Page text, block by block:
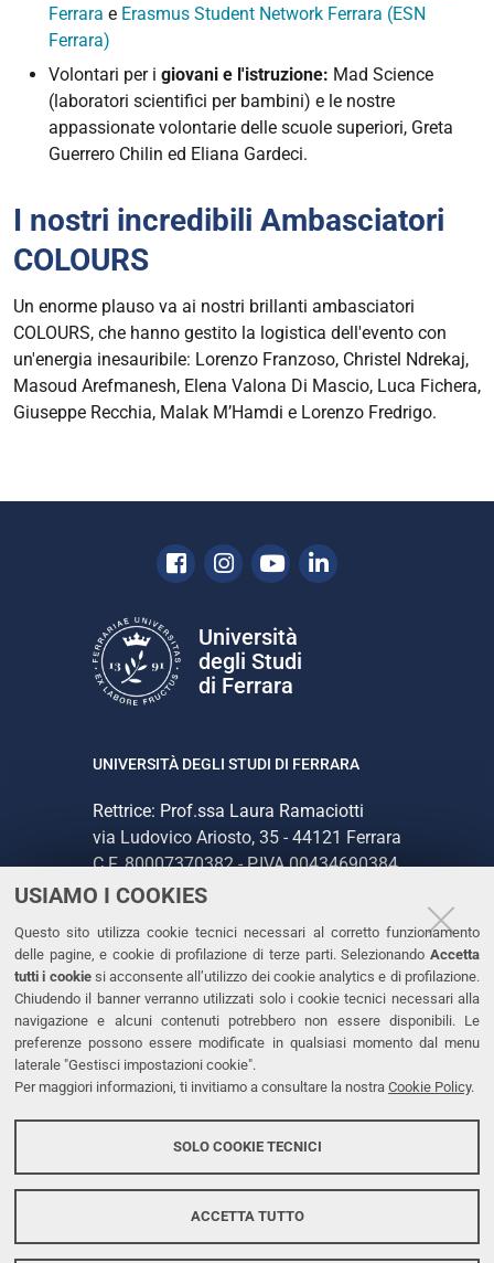
USIAMO I COOKIES
Questo sito utilizza cookie tecnici necessari al corretto funzionamento
delle pagine, e cookie di profilazione di terze parti. Selezionando Accetta
tutti i cookiesi acconsente all’utilizzo dei cookie analytics e di profilazione.
Chiudendo il banner verranno utilizzati solo i cookie tecnici necessari alla
navigazione e alcuni contenuti potrebbero non essere disponibili. Le
preferenze possono essere modificate in qualsiasi momento dal menu
laterale "Gestisci impostazioni cookie".
Per maggiori informazioni, ti invitiamo a consultare la nostra Cookie Policy.
SOLO COOKIE TECNICI
ACCETTA TUTTO
Ferrara e Erasmus Student Network Ferrara (ESN
Ferrara)
Volontari per i giovani e l'istruzione: Mad Science
(laboratori scientifici per bambini) e le nostre
appassionate volontarie delle scuole superiori, Greta
Guerrero Chilin ed Eliana Gardeci.
I nostri incredibili Ambasciatori
COLOURS
Un enorme plauso va ai nostri brillanti ambasciatori
COLOURS, che hanno gestito la logistica dell'evento con
un'energia inesauribile: Lorenzo Franzoso, Christel Ndrekaj,
Masoud Arefmanesh, Elena Valona Di Mascio, Luca Fichera,
Giuseppe Recchia, Malak M’Hamdi e Lorenzo Fredrigo.
Facebook
Instagram
YoutubeLinkedin
Università
degli Studi
di Ferrara
UNIVERSITÀ DEGLI STUDI DI FERRARA
Rettrice: Prof.ssa Laura Ramaciotti
via Ludovico Ariosto, 35 - 44121 Ferrara
C.F. 80007370382 - P.IVA 00434690384
CONTATTI
Tel. +39 0532 293111
Fax. +39 0532 293031
PEC
LINKS
Accessibilità
Protezione dati personali